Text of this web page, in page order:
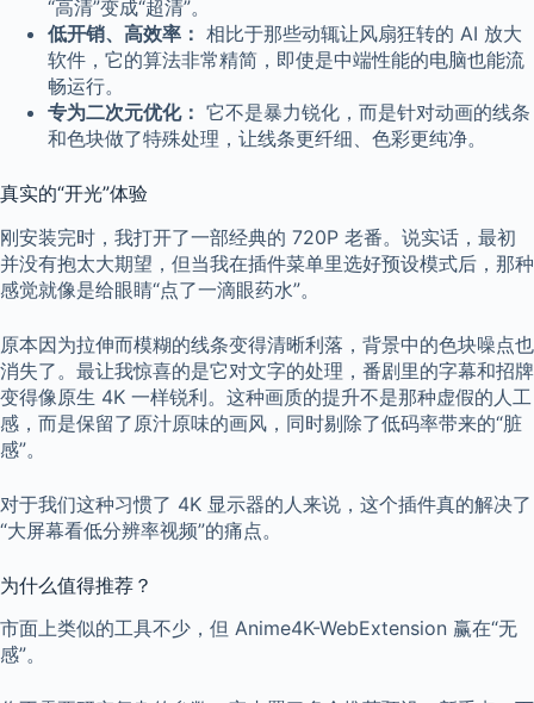
“高清”变成“超清”。
低开销、高效率： 相比于那些动辄让风扇狂转的 AI 放大
软件，它的算法非常精简，即使是中端性能的电脑也能流
畅运行。
专为二次元优化： 它不是暴力锐化，而是针对动画的线条
和色块做了特殊处理，让线条更纤细、色彩更纯净。
真实的“开光”体验
刚安装完时，我打开了一部经典的 720P 老番。说实话，最初
并没有抱太大期望，但当我在插件菜单里选好预设模式后，那种
感觉就像是给眼睛“点了一滴眼药水”。
原本因为拉伸而模糊的线条变得清晰利落，背景中的色块噪点也
消失了。最让我惊喜的是它对文字的处理，番剧里的字幕和招牌
变得像原生 4K 一样锐利。这种画质的提升不是那种虚假的人工
感，而是保留了原汁原味的画风，同时剔除了低码率带来的“脏
感”。
对于我们这种习惯了 4K 显示器的人来说，这个插件真的解决了
“大屏幕看低分辨率视频”的痛点。
为什么值得推荐？
市面上类似的工具不少，但 Anime4K-WebExtension 赢在“无
感”。